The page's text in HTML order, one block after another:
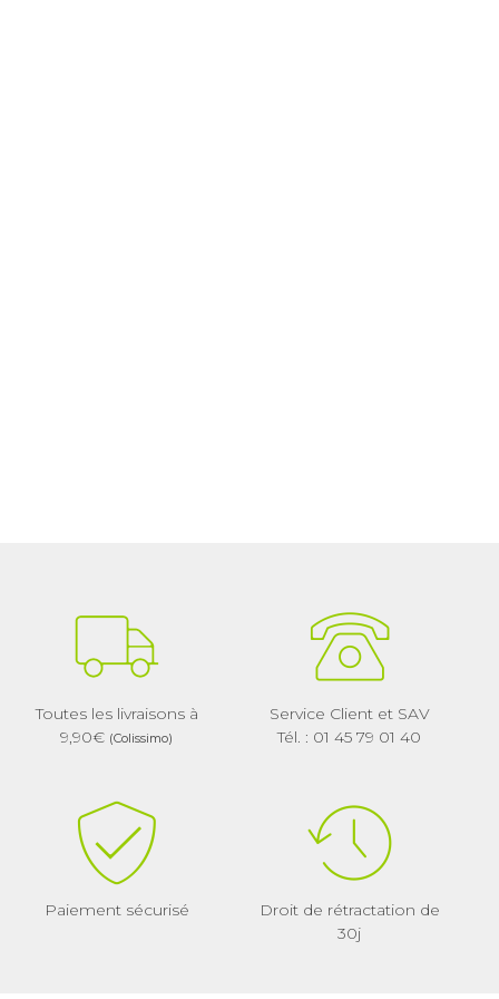
Toutes les livraisons à
9,90€ (Colissimo)
Paiement sécurisé
Service Client et SAV
Tél. : 01 45 79 01 40
Droit de rétractation de
30j